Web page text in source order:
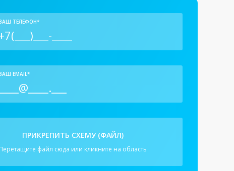
ТЕЛЕФОН*
EMAIL*
ПРИКРЕПИТЬ СХЕМУ (ФАЙЛ)
Перетащите файл сюда или кликните на область